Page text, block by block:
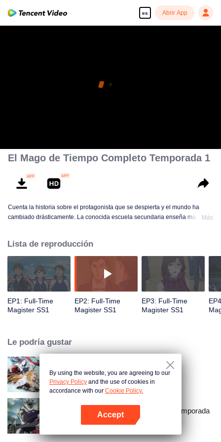
es Abrir App
El Mago de Tiempo Completo Temporada 1
Cuenta la historia sobre el protagonista que se despierta y el mundo ha
cambiado drásticamente. La conocida escuela secundaria enseña magia y
tratan como estudiante malo, los mismos compañeros de clase con las
miradas de manera diferente, el mismo padre que lucha en el fondo de la
sociedad, y la misma hermanita hermosa no biológica que no puede
caminar ...
Más
Lista de reproducción
EP1: Full-Time
Magister SS1
EP2: Full-Time
Magister SS1
EP3: Full-Time
Magister SS1
Le podría gustar
El Avatar del Rey
El Mago de Tiempo Completo Temporada
By using the website, you are agreeing to our
Privacy Policy and the use of cookies in
accordance with our Cookie Policy.
Accept